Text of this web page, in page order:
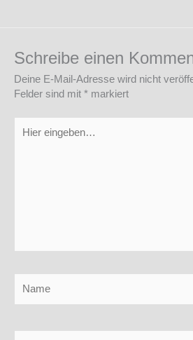
Schreibe einen
Deine E-Mail-Adresse wird nicht
Felder sind mit * markiert
eingeben…